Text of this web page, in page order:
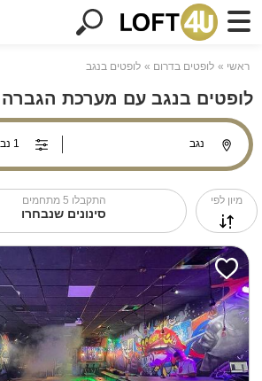
ראשי לופטים בדרום לופטים בנגב
לופטים בנגב עם מערכת הגברה
מיון לפי התקבלו 5 מתחמים
סינונים שנבחרו